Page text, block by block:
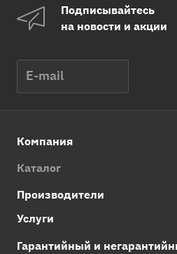
Подписывайтесь
на новости и акции
Компания
Каталог
Производители
Услуги
Гарантийный и